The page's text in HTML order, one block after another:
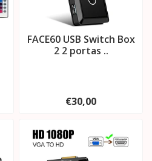
FACE60 USB Switch Box
2 2 portas ..
€30,00